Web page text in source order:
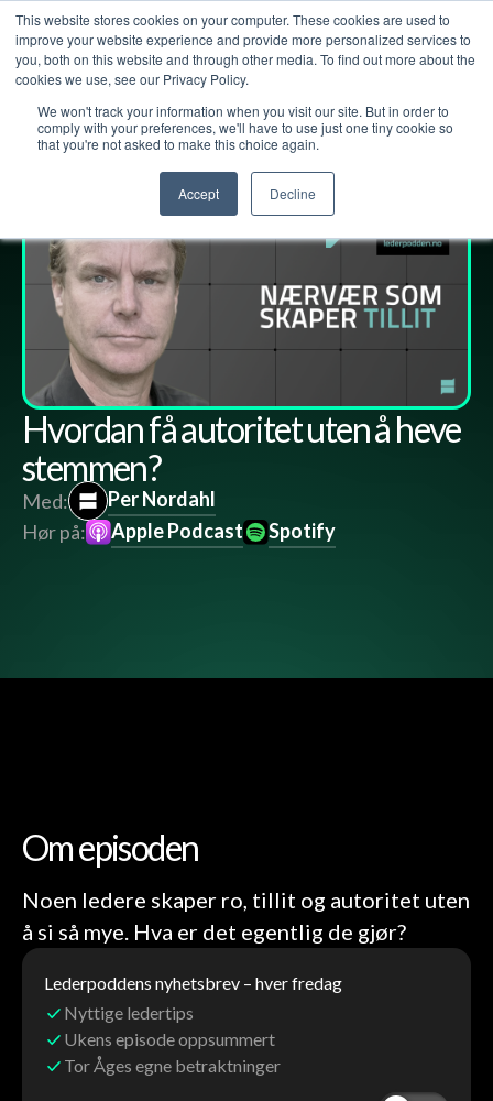
This website stores cookies on your computer. These cookies are used to
improve your website experience and provide more personalized services to
you, both on this website and through other media. To find out more about the
cookies we use, see our Privacy Policy.
We won't track your information when you visit our site. But in order to
comply with your preferences, we'll have to use just one tiny cookie so
that you're not asked to make this choice again.
Accept Decline
Lederpodden 9jan2026 295 Del
Hvordan få autoritet uten å heve
stemmen?
Med:
Per Nordahl
Hør på:
Apple Podcast Spotify
Om episoden
Noen ledere skaper ro, tillit og autoritet uten
å si så mye. Hva er det egentlig de gjør?
Lederpoddens nyhetsbrev – hver fredag
Nyttige ledertips
Ukens episode oppsummert
Tor Åges egne betraktninger